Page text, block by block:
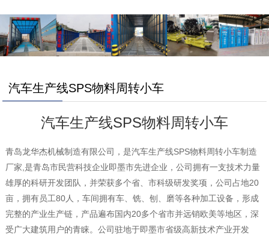
汽车生产线SPS物料周转小车
汽车生产线SPS物料周转小车
青岛龙华杰机械制造有限公司，是汽车生产线SPS物料周转小车制造
厂家,是青岛市民营科技企业即墨市先进企业，公司拥有一支技术力量
雄厚的科研开发团队，并荣获多个省、市科级研发奖项，公司占地20
亩，拥有员工80人，车间拥有车、铣、刨、磨等各种加工设备，形成
完整的产业生产链，产品遍布国内20多个省市并远销欧美等地区，深
受广大建筑用户的青睐。公司驻地于即墨市省级高新技术产业开发